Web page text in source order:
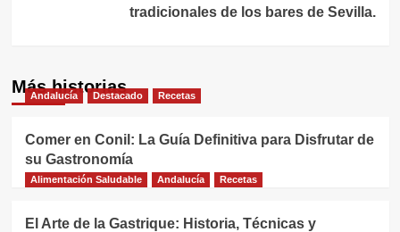
tradicionales de los bares de Sevilla.
Más historias
Andalucía Destacado Recetas
Comer en Conil: La Guía Definitiva para Disfrutar de
su Gastronomía
Alimentación Saludable Andalucía Recetas
El Arte de la Gastrique: Historia, Técnicas y